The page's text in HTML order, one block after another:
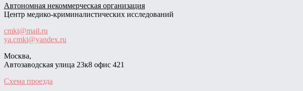
Автономная некоммерческая организация
Центр медико-криминалистических исследований
cmki@mail.ru
ya.cmki@yandex.ru
Москва,
Автозаводская улица 23к8 офис 421
Схема проезда